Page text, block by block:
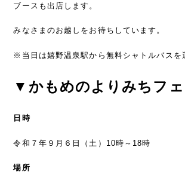
ブースも出店します。
みなさまのお越しをお待ちしています。
※当日は嬉野温泉駅から無料シャトルバスを
▼かもめのよりみちフ
日時
令和７年９月６日（土）10時～18時
場所